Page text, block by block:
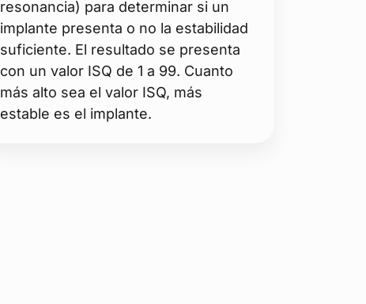
resonancia) para determinar si un
implante presenta o no la estabilidad
suficiente. El resultado se presenta
con un valor ISQ de 1 a 99. Cuanto
más alto sea el valor ISQ, más
estable es el implante.